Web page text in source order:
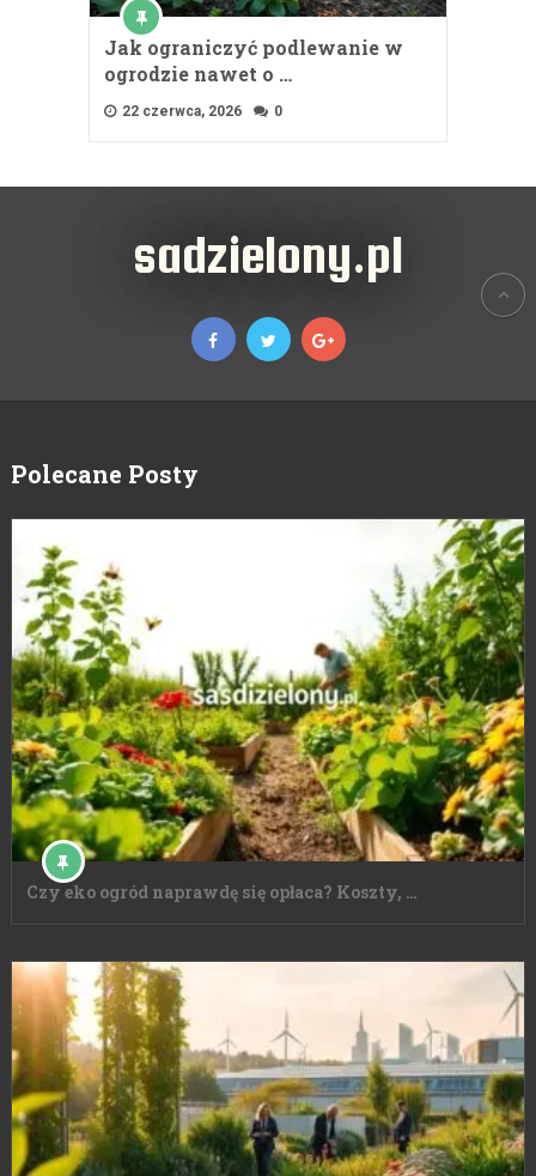
Jak ograniczyć podlewanie w
ogrodzie nawet o …
22 czerwca, 2026 0
sadzielony.pl
Polecane Posty
Czy eko ogród naprawdę się opłaca? Koszty, …